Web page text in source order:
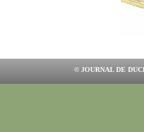
© JOURNAL DE